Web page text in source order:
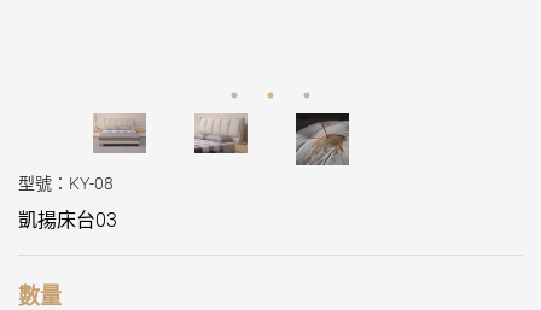
型號：KY-08
凱揚床台03
數量